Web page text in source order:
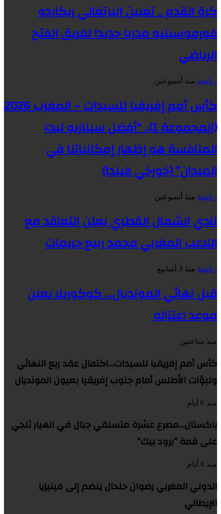
كرة القدم .. تعيين البرتغالي ريكاردو
فورموسينيو مدربا جديدا لفريق الفتح
الرياضي
رياضة منذ أسبوعين
كأس أمم إفريقيا للسيدات – المغرب 2026
(المجموعة 1).. “أفضل سيناريو لبدء
المنافسة هو إظهار إمكانياتنا في
الميدان” (خورخي فيلدا)
رياضة منذ أسبوعين
نادي الشمال القطري يعلن التعاقد مع
اللاعب المغربي محمد ربيع حريمات
رياضة منذ 3 أسابيع
قبل نهائي المونديال… كوكوريلا يعلن
موعد اعتزاله
منذ ساعتين
كأس أمم إفريقيا للسيدات…اكتمال عقد ربع النهائي
ولبؤات الأطلس أمام جنوب إفريقيا بعيون المونديال
منذ 6 أيام
باكستان…مصرع عشرة متسلقي جبال في انهيار ثلجي
على قمة “برود بيك”
منذ 6 أيام
الدولي المغربي رضوان حلحال ينضم إلى فينيزيا
الإيطالي